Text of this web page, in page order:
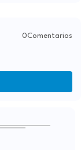
0Comentarios